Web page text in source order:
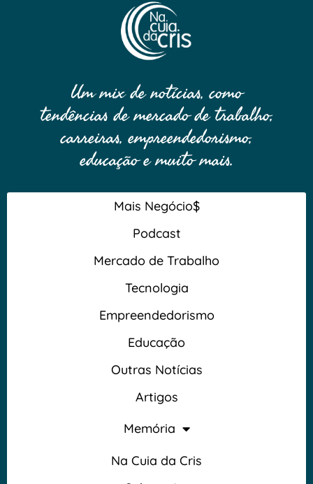
Um mix de notícias, como
tendências de mercado de trabalho,
carreiras, empreendedorismo,
educação e muito mais.
Mais Negócio$
Podcast
Mercado de Trabalho
Tecnologia
Empreendedorismo
Educação
Outras Notícias
Artigos
Memória
Na Cuia da Cris